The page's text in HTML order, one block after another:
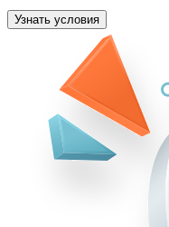
Узнать условия